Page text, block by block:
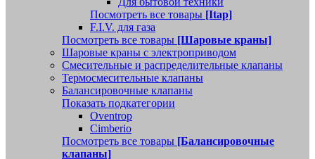
Посмотреть все товары [Itap]
F.I.V. для газа
Посмотреть все товары [Шаровые краны]
Шаровые краны с электроприводом
Смесительные и распределительные клапаны
Термосмесительные клапаны
Балансировочные клапаны
Показать подкатегории
Oventrop
Cimberio
Посмотреть все товары [Балансировочные
клапаны]